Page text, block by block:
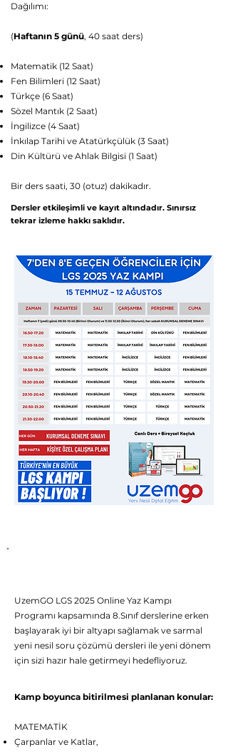
Dağılımı:
(Haftanın 5 günü, 40 saat ders)
Matematik (12 Saat)
Fen Bilimleri (12 Saat)
Türkçe (6 Saat)
Sözel Mantık (2 Saat)
İngilizce (4 Saat)
İnkılap Tarihi ve Atatürkçülük (3 Saat)
Din Kültürü ve Ahlak Bilgisi (1 Saat)
Bir ders saati, 30 (otuz) dakikadır.
Dersler etkileşimli ve kayıt altındadır. Sınırsız
tekrar izleme hakkı saklıdır.
UzemGO LGS 2025 Online Yaz Kampı
Programı kapsamında 8.Sınıf derslerine erken
başlayarak iyi bir altyapı sağlamak ve sarmal
yeni nesil soru çözümü dersleri ile yeni dönem
için sizi hazır hale getirmeyi hedefliyoruz.
Kamp boyunca bitirilmesi planlanan konular:
MATEMATİK
Çarpanlar ve Katlar,